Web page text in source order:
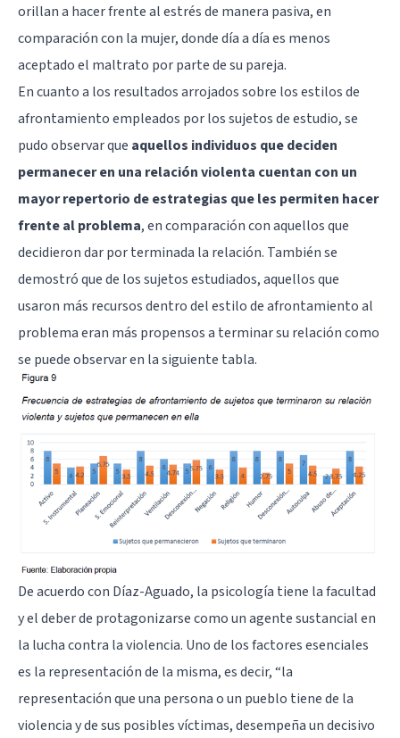
orillan a hacer frente al estrés de manera pasiva, en
comparación con la mujer, donde día a día es menos
aceptado el maltrato por parte de su pareja.
En cuanto a los resultados arrojados sobre los estilos de
afrontamiento empleados por los sujetos de estudio, se
pudo observar que aquellos individuos que deciden
permanecer en una relación violenta cuentan con un
mayor repertorio de estrategias que les permiten hacer
frente al problema, en comparación con aquellos que
decidieron dar por terminada la relación. También se
demostró que de los sujetos estudiados, aquellos que
usaron más recursos dentro del estilo de afrontamiento al
problema eran más propensos a terminar su relación como
se puede observar en la siguiente tabla.
De acuerdo con Díaz-Aguado, la psicología tiene la facultad
y el deber de protagonizarse como un agente sustancial en
la lucha contra la violencia. Uno de los factores esenciales
es la representación de la misma, es decir, “la
representación que una persona o un pueblo tiene de la
violencia y de sus posibles víctimas, desempeña un decisivo